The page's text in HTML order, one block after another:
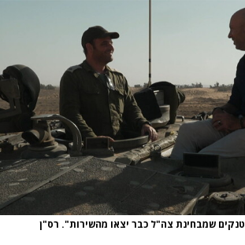
"הוצאנו רשימה של 95 טנקים שמבחינת צה"ל כבר יצאו מהשירות". רס"ן